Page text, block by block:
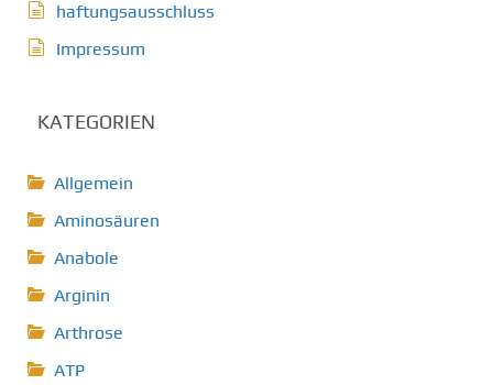
haftungsausschluss
Impressum
KATEGORIEN
Allgemein
Aminosäuren
Anabole
Arginin
Arthrose
ATP